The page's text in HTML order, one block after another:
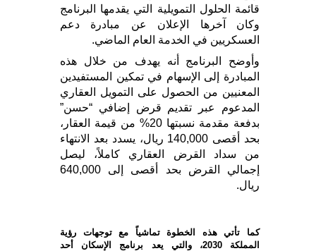
قائمة الحلول التمويلية التي يقدمها البرنامج
وكان آخرها الإعلان عن مبادرة دعم
العسكريين في الخدمة العام الماضي.
وأوضح البرنامج أنه يهدف من خلال هذه
المبادرة إلى الإسهام في تمكين المستفيدين
المعنيين من الحصول على التمويل العقاري
المدعوم عبر تقديم قرض إضافي “حسن”
بدفعة مقدمة نسبتها 20% من قيمة العقار،
بحد أقصى 140,000 ريال، يسدد بعد الانتهاء
من سداد القرض العقاري كاملاً، ليصل
إجمالي القرض بحد أقصى إلى 640,000
ريال.
كما تأتي هذه الخطوة تماشياً مع توجهات رؤية
المملكة 2030، والتي يعد برنامج الإسكان أحد